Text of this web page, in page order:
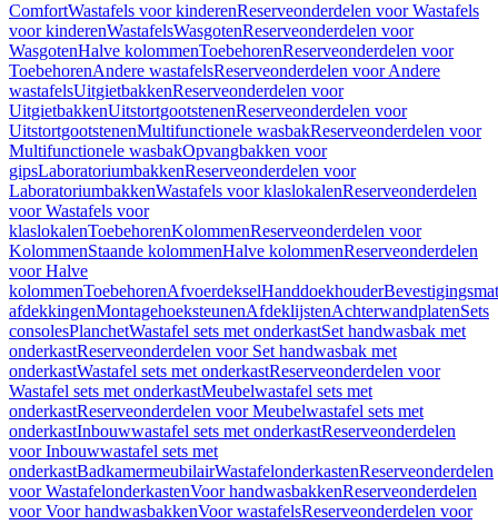
ComfortWastafels voor kinderenReserveonderdelen voor Wastafels
voor kinderenWastafelsWasgotenReserveonderdelen voor
WasgotenHalve kolommenToebehorenReserveonderdelen voor
ToebehorenAndere wastafelsReserveonderdelen voor Andere
wastafelsUitgietbakkenReserveonderdelen voor
UitgietbakkenUitstortgootstenenReserveonderdelen voor
UitstortgootstenenMultifunctionele wasbakReserveonderdelen voor
Multifunctionele wasbakOpvangbakken voor
gipsLaboratoriumbakkenReserveonderdelen voor
LaboratoriumbakkenWastafels voor klaslokalenReserveonderdelen
voor Wastafels voor
klaslokalenToebehorenKolommenReserveonderdelen voor
KolommenStaande kolommenHalve kolommenReserveonderdelen
voor Halve
kolommenToebehorenAfvoerdekselHanddoekhouder
afdekkingenMontagehoeksteunenAfdeklijstenAchterwandplatenSets
consolesPlanchetWastafel sets met onderkastSet handwasbak met
onderkastReserveonderdelen voor Set handwasbak met
onderkastWastafel sets met onderkastReserveonderdelen voor
Wastafel sets met onderkastMeubelwastafel sets met
onderkastReserveonderdelen voor Meubelwastafel sets met
onderkastInbouwwastafel sets met onderkastReserveonderdelen
voor Inbouwwastafel sets met
onderkastBadkamermeubilairWastafelonderkastenReserveonderdelen
voor WastafelonderkastenVoor handwasbakkenReserveonderdelen
voor Voor handwasbakkenVoor wastafelsReserveonderdelen voor